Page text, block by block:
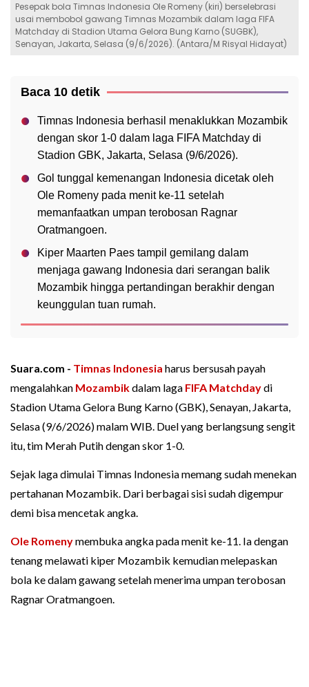
Pesepak bola Timnas Indonesia Ole Romeny (kiri) berselebrasi
usai membobol gawang Timnas Mozambik dalam laga FIFA
Matchday di Stadion Utama Gelora Bung Karno (SUGBK),
Senayan, Jakarta, Selasa (9/6/2026). (Antara/M Risyal Hidayat)
Baca 10 detik
Timnas Indonesia berhasil menaklukkan Mozambik
dengan skor 1-0 dalam laga FIFA Matchday di
Stadion GBK, Jakarta, Selasa (9/6/2026).
Gol tunggal kemenangan Indonesia dicetak oleh
Ole Romeny pada menit ke-11 setelah
memanfaatkan umpan terobosan Ragnar
Oratmangoen.
Kiper Maarten Paes tampil gemilang dalam
menjaga gawang Indonesia dari serangan balik
Mozambik hingga pertandingan berakhir dengan
keunggulan tuan rumah.
Suara.com - Timnas Indonesia harus bersusah payah
mengalahkan Mozambikdalam laga FIFA Matchdaydi
Stadion Utama Gelora Bung Karno (GBK), Senayan, Jakarta,
Selasa (9/6/2026) malam WIB. Duel yang berlangsung sengit
itu, tim Merah Putih dengan skor 1-0.
Sejak laga dimulai Timnas Indonesia memang sudah menekan
pertahanan Mozambik. Dari berbagai sisi sudah digempur
demi bisa mencetak angka.
Ole Romenymembuka angka pada menit ke-11. Ia dengan
tenang melawati kiper Mozambik kemudian melepaskan
bola ke dalam gawang setelah menerima umpan terobosan
Ragnar Oratmangoen.